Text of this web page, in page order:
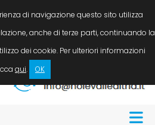
di navigazione questo sito utilizza
anche di terze parti, continuando la
dei cookie. Per ulteriori informazioni
qui. OK
e bus. Noleggio bici LINGUA
+39 338 8946246
Scrivici ora!